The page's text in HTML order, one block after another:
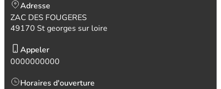
Adresse
ZAC DES FOUGERES
49170 St georges sur loire
Appeler
0000000000
Horaires d'ouverture